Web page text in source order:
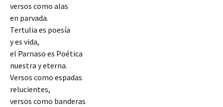
versos como alas
en parvada.
Tertulia es poesía
y es vida,
el Parnaso es Poética
nuestra y eterna.
Versos como espadas
relucientes,
versos como banderas